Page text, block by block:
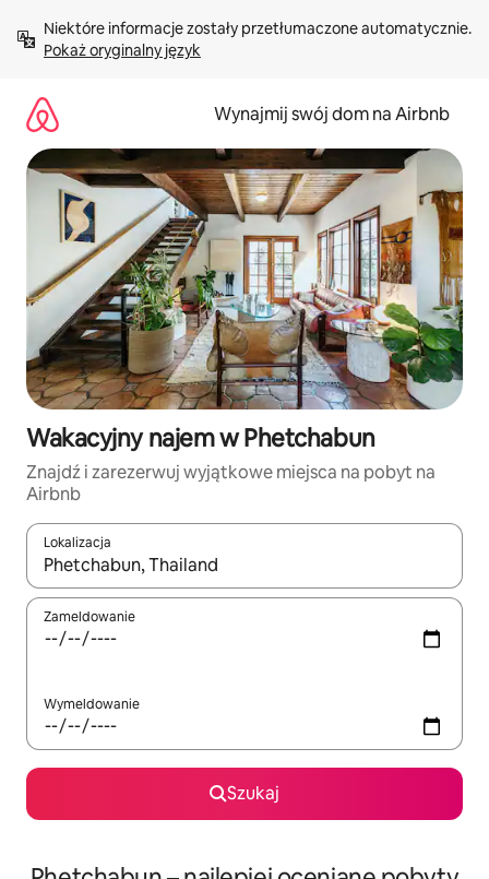
treści Pokaż oryginalny język
Wynajmij swój dom na Airbnb
Wakacyjny najem w Phetchabun
Znajdź i zarezerwuj wyjątkowe miejsca na pobyt na
Airbnb
Lokalizacja
Gdy wyniki będą dostępne, możesz poruszać się po nich za
Zameldowanie
Wymeldowanie
Szukaj